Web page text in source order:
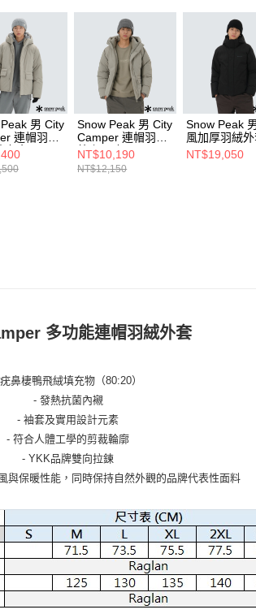
男 City
連帽羽絨
灰色
Snow Peak 男 City
Camper 連帽羽絨
外套 霧灰
NT$10,190
NT$12,150
Snow Peak
風加厚羽絨
NT$19,050
多功能連帽羽絨外套
鼻棲鴨飛絨填充物（80:20）
- 發熱抗菌內襯
- 袖套及實用設計元素
- 符合人體工學的剪裁輪廓
- YKK品牌雙向拉鍊
與保暖性能，同時保持自然外觀的品牌代表性面料